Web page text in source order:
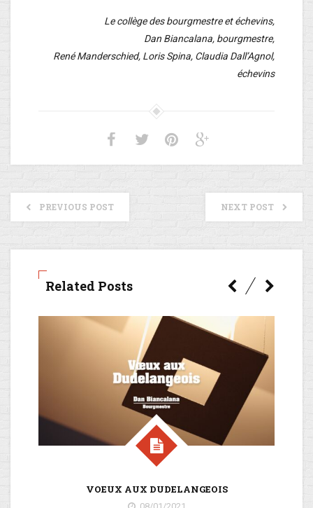
Le collège des bourgmestre et échevins,
Dan Biancalana, bourgmestre,
René Manderschied, Loris Spina, Claudia Dall’Agnol,
échevins
PREVIOUS POST NEXT POST
Related Posts
VOEUX AUX DUDELANGEOIS